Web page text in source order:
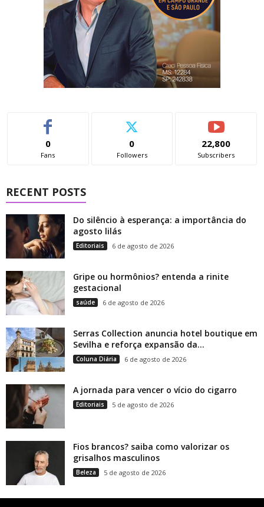
0
Fans
0
Followers
22,800
Subscribers
RECENT POSTS
Do silêncio à esperança: a importância do
agosto lilás
Editoriais 6 de agosto de 2026
Gripe ou hormônios? entenda a rinite
gestacional
saúde 6 de agosto de 2026
Serras Collection anuncia hotel boutique em
Sevilha e reforça expansão da...
Coluna Diária 6 de agosto de 2026
A jornada para vencer o vício do cigarro
Editoriais 5 de agosto de 2026
Fios brancos? saiba como valorizar os
grisalhos masculinos
Beleza 5 de agosto de 2026